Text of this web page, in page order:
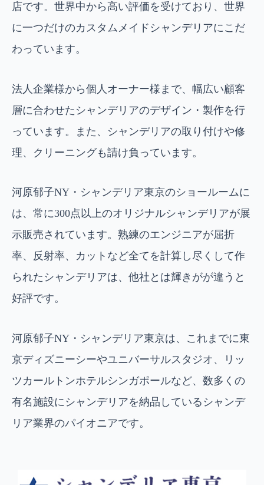
店です。世界中から高い評価を受けており、世界
に一つだけのカスタムメイドシャンデリアにこだ
わっています。
法人企業様から個人オーナー様まで、幅広い顧客
層に合わせたシャンデリアのデザイン・製作を行
っています。また、シャンデリアの取り付けや修
理、クリーニングも請け負っています。
河原郁子NY・シャンデリア東京のショールームに
は、常に300点以上のオリジナルシャンデリアが展
示販売されています。熟練のエンジニアが屈折
率、反射率、カットなど全てを計算し尽くして作
られたシャンデリアは、他社とは輝きがが違うと
好評です。
河原郁子NY・シャンデリア東京は、これまでに東
京ディズニーシーやユニバーサルスタジオ、リッ
ツカールトンホテルシンガポールなど、数多くの
有名施設にシャンデリアを納品しているシャンデ
リア業界のパイオニアです。